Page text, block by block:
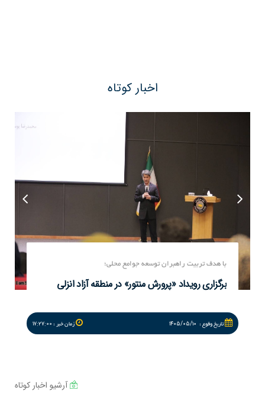
اخبار کوتاه
با هدف تربیت راهبران توسعه جوامع محلی؛
برگزاری رویداد «پرورش منتور» در منطقه آزاد انزلی
تاريخ وقوع : ۱۴۰۵/۰۵/۱۰ زمان خبر : ۱۷:۲۷:۰۰
آرشیو اخبار کوتاه